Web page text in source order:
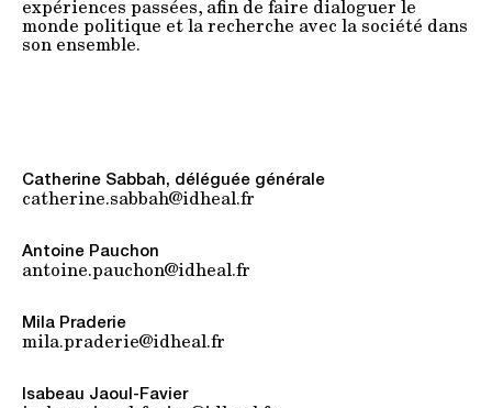
expériences passées, afin de faire dialoguer le
monde politique et la recherche avec la société dans
son ensemble.
Catherine Sabbah, déléguée générale
catherine.sabbah@idheal.fr
Antoine Pauchon
antoine.pauchon@idheal.fr
Mila Praderie
mila.praderie@idheal.fr
Isabeau Jaoul-Favier